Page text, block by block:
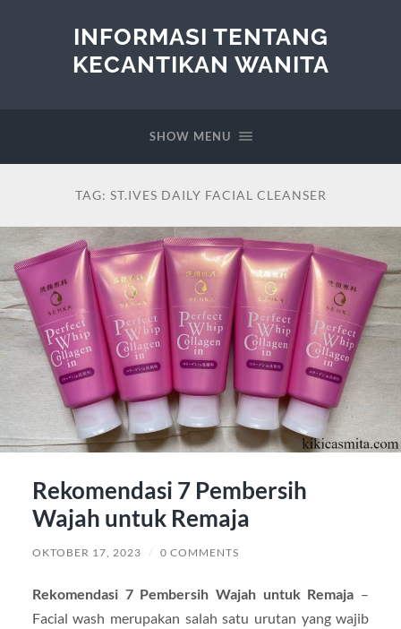
INFORMASI TENTANG
KECANTIKAN WANITA
SHOW MENU
TAG: ST.IVES DAILY FACIAL CLEANSER
Rekomendasi 7 Pembersih
Wajah untuk Remaja
OKTOBER 17, 2023 / 0 COMMENTS
Rekomendasi 7 Pembersih Wajah untuk Remaja –
Facial wash merupakan salah satu urutan yang wajib